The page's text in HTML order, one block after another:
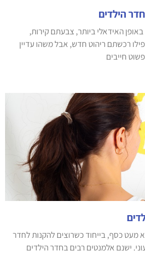
הילדים
האידאלי ביותר, צבעתם קירות,
רכשתם ריהוט חדש, אבל משהו עדיין
חייבים
מעט כסף, בייחוד כשרוצים להקנות לחדר
ישנם אלמנטים רבים בחדר הילדים